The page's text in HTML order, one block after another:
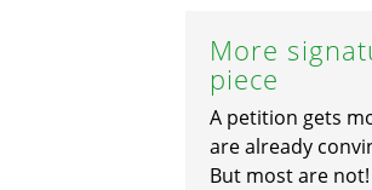
More
piece
A petition gets
are already
But most are